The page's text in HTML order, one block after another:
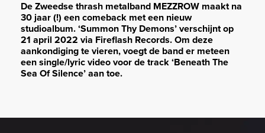
De Zweedse thrash metalband MEZZROW maakt na
30 jaar (!) een comeback met een nieuw
studioalbum. ‘Summon Thy Demons’ verschijnt op
21 april 2022 via Fireflash Records. Om deze
aankondiging te vieren, voegt de band er meteen
een single/lyric video voor de track ‘Beneath The
Sea Of Silence’ aan toe.